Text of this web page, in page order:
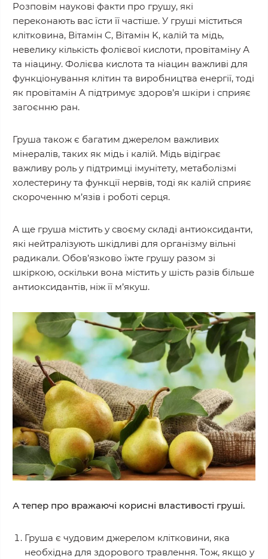
Розповім наукові факти про грушу, які
переконають вас їсти її частіше. У груші міститься
клітковина, Вітамін C, Вітамін K, калій та мідь,
невелику кількість фолієвої кислоти, провітаміну А
та ніацину. Фолієва кислота та ніацин важливі для
функціонування клітин та виробництва енергії, тоді
як провітамін А підтримує здоров’я шкіри і сприяє
загоєнню ран.
Груша також є багатим джерелом важливих
мінералів, таких як мідь і калій. Мідь відіграє
важливу роль у підтримці імунітету, метаболізмі
холестерину та функції нервів, тоді як калій сприяє
скороченню м’язів і роботі серця.
А ще груша містить у своєму складі антиоксиданти,
які нейтралізують шкідливі для організму вільні
радикали. Обов’язково їжте грушу разом зі
шкіркою, оскільки вона містить у шість разів більше
антиоксидантів, ніж її м’якуш.
А тепер про вражаючі корисні властивості груші.
Груша є чудовим джерелом клітковини, яка
необхідна для здорового травлення. Тож, якщо у